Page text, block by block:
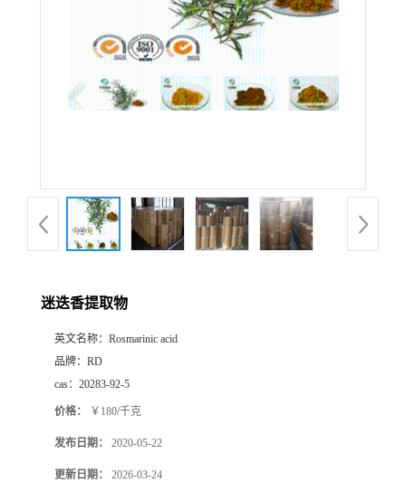
迷迭香提取物
英文名称： Rosmarinic acid
品牌： RD
cas： 20283-92-5
价格： ￥180/千克
发布日期： 2020-05-22
更新日期： 2026-03-24